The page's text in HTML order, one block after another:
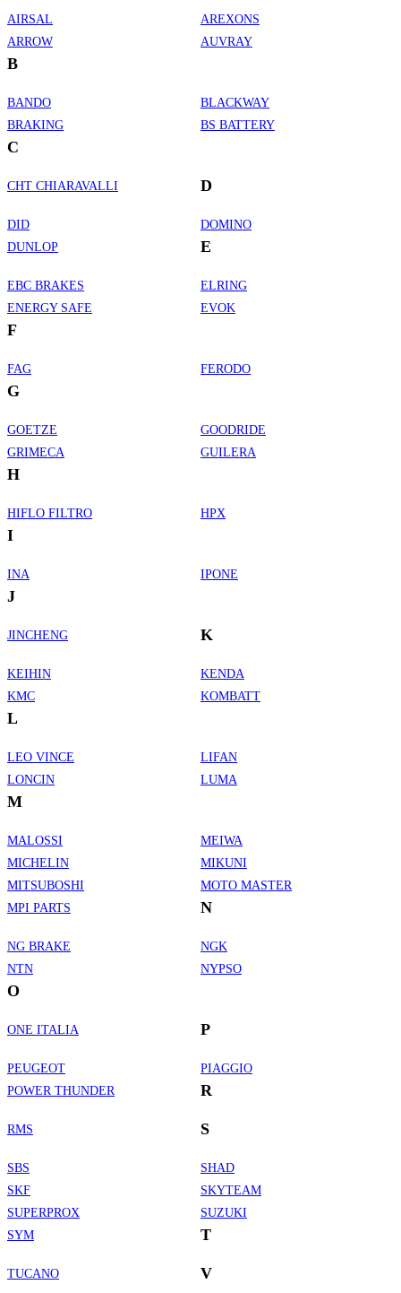
AIRSAL
AREXONS
ARROW
AUVRAY
B
BANDO
BLACKWAY
BRAKING
BS BATTERY
C
CHT CHIARAVALLI D
DID
DOMINO
DUNLOP
E
EBC BRAKES
ELRING
ENERGY SAFE
EVOK
F
FAG FERODO
G
GOETZE
GOODRIDE
GRIMECA
GUILERA
H
HIFLO FILTRO HPX
I
INA IPONE
J
JINCHENG K
KEIHIN
KENDA
KMC
KOMBATT
L
LEO VINCE
LIFAN
LONCIN
LUMA
M
MALOSSI
MEIWA
MICHELIN
MIKUNI
MITSUBOSHI
MOTO MASTER
MPI PARTS
N
NG BRAKE
NGK
NTN
NYPSO
O
ONE ITALIA P
PEUGEOT
PIAGGIO
POWER THUNDER
R
RMS S
SBS
SHAD
SKF
SKYTEAM
SUPERPROX
SUZUKI
SYM
T
TUCANO V